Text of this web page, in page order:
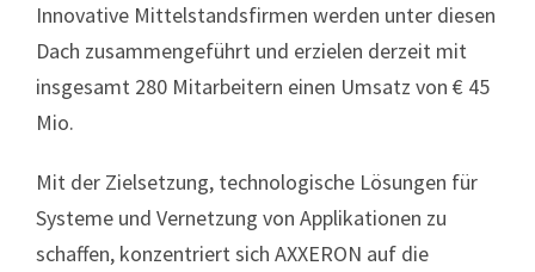
Innovative Mittelstandsfirmen werden unter diesen
Dach zusammengeführt und erzielen derzeit mit
insgesamt 280 Mitarbeitern einen Umsatz von € 45
Mio.
Mit der Zielsetzung, technologische Lösungen für
Systeme und Vernetzung von Applikationen zu
schaffen, konzentriert sich AXXERON auf die